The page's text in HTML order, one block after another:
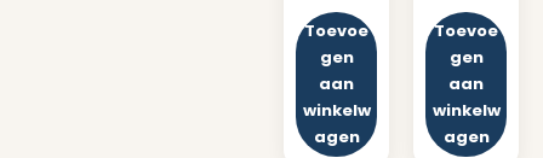
Toevoe
gen
aan
winkelw
agen
Toevoe
gen
aan
winkelw
agen